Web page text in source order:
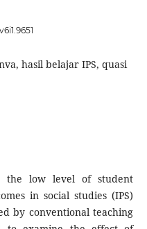
hasil belajar IPS, quasi
the low level of student
in social studies (IPS)
by conventional teaching